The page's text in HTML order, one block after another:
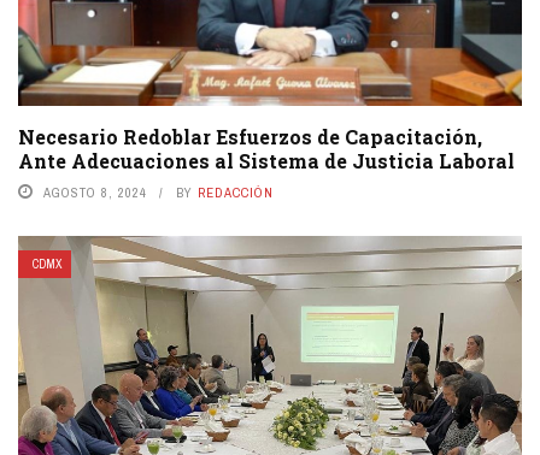
Necesario Redoblar Esfuerzos de Capacitación,
Ante Adecuaciones al Sistema de Justicia Laboral
AGOSTO 8, 2024 BY REDACCIÓN
CDMX